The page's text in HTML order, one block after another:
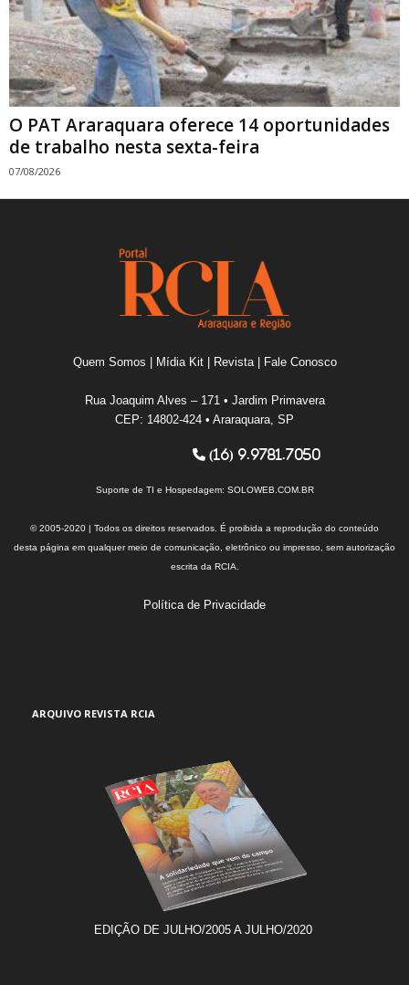
O PAT Araraquara oferece 14 oportunidades
de trabalho nesta sexta-feira
07/08/2026
Quem Somos Mídia Kit| Revista| Fale Conosco
Rua Joaquim Alves – 171 • Jardim Primavera
CEP: 14802-424 • Araraquara, SP
(16) 9.9781.7050
Suporte de TI e Hospedagem: SOLOWEB.COM.BR
© 2005-2020 | Todos os direitos reservados. É proibida a reprodução do conteúdo
desta página em qualquer meio de comunicação, eletrônico ou impresso, sem autorização
escrita da RCIA.
Política de Privacidade
ARQUIVO REVISTA RCIA
EDIÇÃO DE JULHO/2005 A JULHO/2020